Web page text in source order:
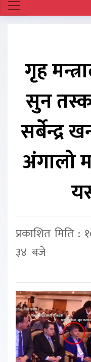
गृह
सुन
सर्बेन्द्र
अंगालो
प्रकाशित मिति
३४ बजे